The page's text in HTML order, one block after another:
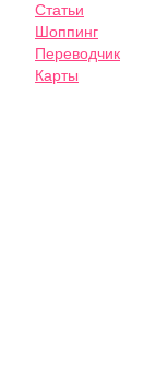
Статьи
Шоппинг
Переводчик
Карты